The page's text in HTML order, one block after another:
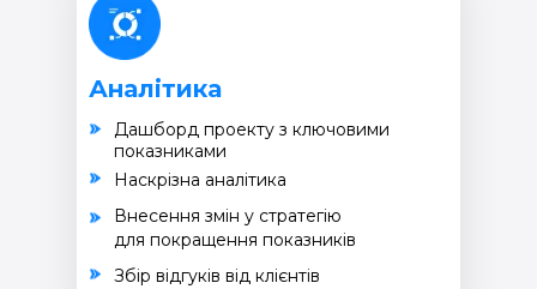
Аналітика
Дашборд проекту з ключовими
показниками
Внесення змін у стратегію
для покращення показників
Збір відгуків від клієнтів
Наскрізна аналітика